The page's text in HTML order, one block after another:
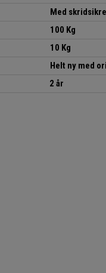
Med
100 Kg
10 Kg
Helt ny med
2 år